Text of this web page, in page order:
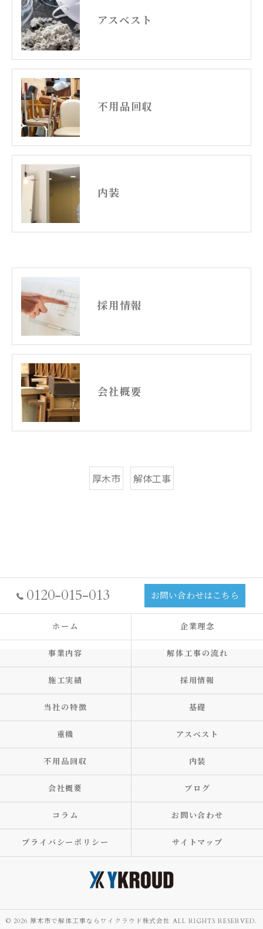
アスベスト
不用品回収
内装
採用情報
会社概要
厚木市 解体工事
0120-015-013 お問い合わせはこちら
ホーム 企業理念
事業内容 解体工事の流れ
施工実績 採用情報
当社の特徴 基礎
重機 アスベスト
不用品回収 内装
会社概要 ブログ
コラム お問い合わせ
プライバシーポリシー サイトマップ
© 2026 厚木市で解体工事ならワイクラウド株式会社 ALL RIGHTS RESERVED.